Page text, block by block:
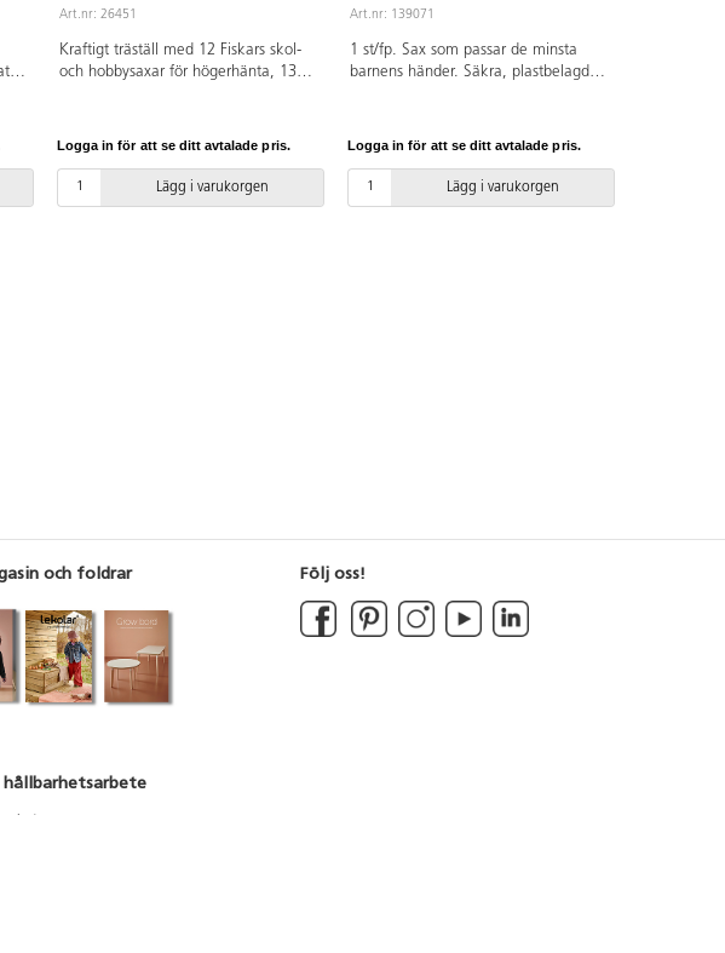
Art.nr: 26451
Kraftigt träställ med 12 Fiskars skol-
och hobbysaxar för högerhänta, 135
Logga in för att se ditt avtalade pris.
Lägg i varukorgen
Art.nr: 139071
1 st/fp. Sax som passar de minsta
barnens händer. Säkra, plastbelagda
vinkel för att det ska gå lätt att
använda saxen utan att tappa
Logga in för att se ditt avtalade pris.
Lägg i varukorgen
och foldrar
hållbarhetsarbete
Följ oss!